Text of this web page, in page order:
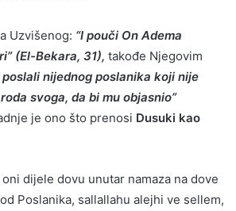
Uzvišenog: “I pouči On Adema
(El-Bekara, 31), takođe Njegovim
poslali nijednog poslanika koji nije
svoga, da bi mu objasnio”
je ono što prenosi Dusuki kao
oni dijele dovu unutar namaza na dove
Poslanika, sallallahu alejhi ve sellem,